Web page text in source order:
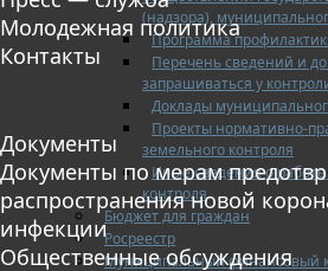
(надзора),
Программа
Перечень сведений и
запрашиваться у
Доклады
Проекты нормативно-
земельного контроля
Иные сведения о
контроля
Бюджет для граждан
Росреестр
Муниципальный финансовый
Молодежная политика
Контакты
Документы
Документы по мерам
распространения новой
инфекции
Общественные обсуждения